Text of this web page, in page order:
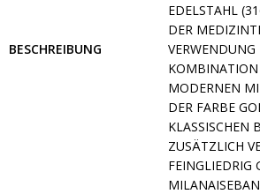
BESCHREIBUNG
EDELSTAHL
DER
MODERNEN
DER FARBE
KLASSISCHEN
ZUSÄTZLICH
FEINGLIEDRIG